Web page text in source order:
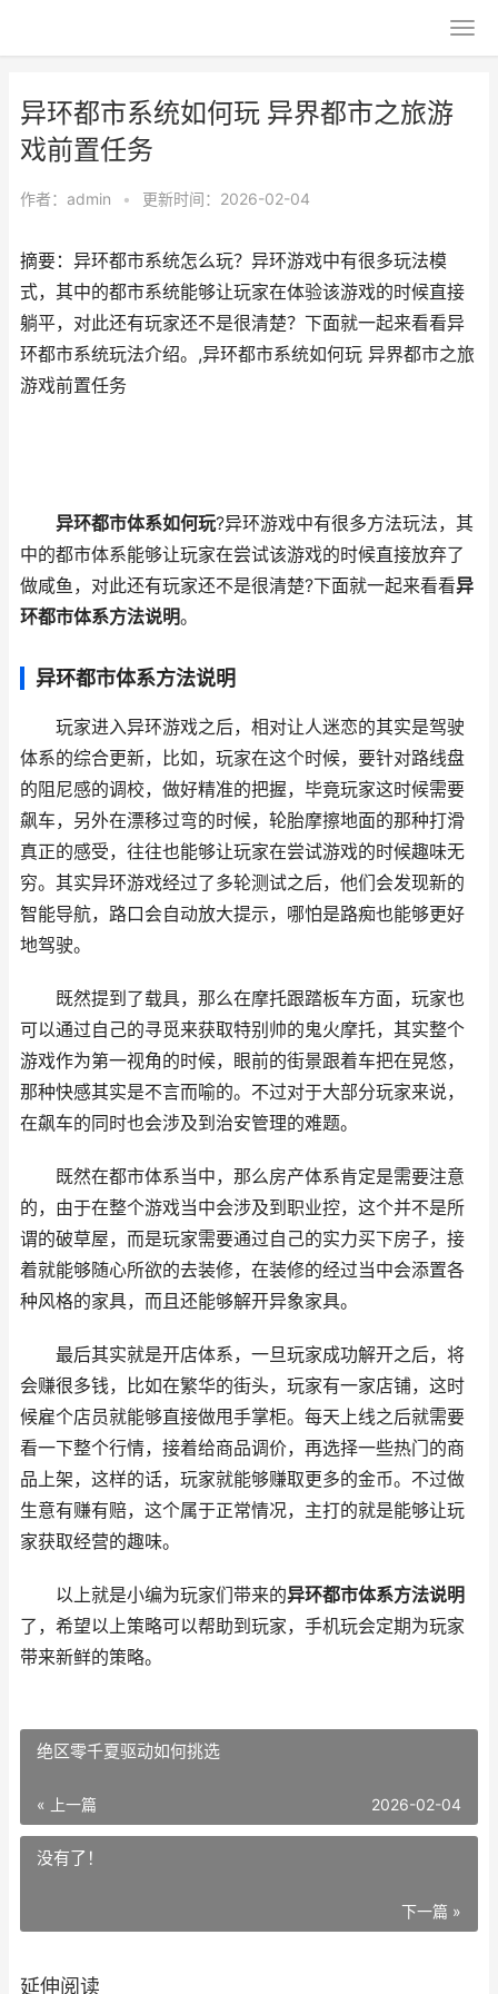
异环都市系统如何玩 异界都市之旅游
戏前置任务
作者： admin • 更新时间：2026-02-04
摘要：异环都市系统怎么玩？异环游戏中有很多玩法模
式，其中的都市系统能够让玩家在体验该游戏的时候直接
躺平，对此还有玩家还不是很清楚？下面就一起来看看异
环都市系统玩法介绍。,异环都市系统如何玩 异界都市之旅
游戏前置任务
异环都市体系如何玩?异环游戏中有很多方法玩法，其
中的都市体系能够让玩家在尝试该游戏的时候直接放弃了
做咸鱼，对此还有玩家还不是很清楚?下面就一起来看看异
环都市体系方法说明。
异环都市体系方法说明
玩家进入异环游戏之后，相对让人迷恋的其实是驾驶
体系的综合更新，比如，玩家在这个时候，要针对路线盘
的阻尼感的调校，做好精准的把握，毕竟玩家这时候需要
飙车，另外在漂移过弯的时候，轮胎摩擦地面的那种打滑
真正的感受，往往也能够让玩家在尝试游戏的时候趣味无
穷。其实异环游戏经过了多轮测试之后，他们会发现新的
智能导航，路口会自动放大提示，哪怕是路痴也能够更好
地驾驶。
既然提到了载具，那么在摩托跟踏板车方面，玩家也
可以通过自己的寻觅来获取特别帅的鬼火摩托，其实整个
游戏作为第一视角的时候，眼前的街景跟着车把在晃悠，
那种快感其实是不言而喻的。不过对于大部分玩家来说，
在飙车的同时也会涉及到治安管理的难题。
既然在都市体系当中，那么房产体系肯定是需要注意
的，由于在整个游戏当中会涉及到职业控，这个并不是所
谓的破草屋，而是玩家需要通过自己的实力买下房子，接
着就能够随心所欲的去装修，在装修的经过当中会添置各
种风格的家具，而且还能够解开异象家具。
最后其实就是开店体系，一旦玩家成功解开之后，将
会赚很多钱，比如在繁华的街头，玩家有一家店铺，这时
候雇个店员就能够直接做甩手掌柜。每天上线之后就需要
看一下整个行情，接着给商品调价，再选择一些热门的商
品上架，这样的话，玩家就能够赚取更多的金币。不过做
生意有赚有赔，这个属于正常情况，主打的就是能够让玩
家获取经营的趣味。
以上就是小编为玩家们带来的异环都市体系方法说明
了，希望以上策略可以帮助到玩家，手机玩会定期为玩家
带来新鲜的策略。
绝区零千夏驱动如何挑选
« 上一篇 2026-02-04
没有了！
下一篇 »
延伸阅读